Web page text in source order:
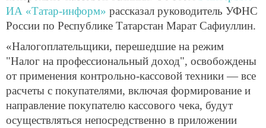
ИА «Татар-информ» рассказал руководитель УФНС
России по Республике Татарстан Марат Сафиуллин.
«Налогоплательщики, перешедшие на режим
"Налог на профессиональный доход", освобождены
от применения контрольно-кассовой техники — все
расчеты с покупателями, включая формирование и
направление покупателю кассового чека, будут
осуществляться непосредственно в приложении